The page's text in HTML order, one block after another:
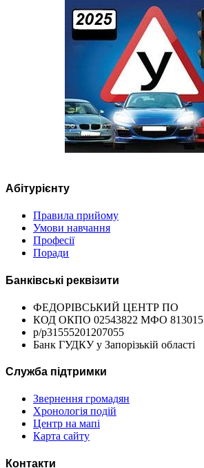
Абітурієнту
Правила прийому
Умови навчання
Професії
Поради
Банківські реквізити
ФЕДОРІВСЬКИЙ ЦЕНТР ПО
КОД ОКПО 02543822 МФО 813015
р/р31555201207055
Банк ГУДКУ у Запорізькій області
Служба підтримки
Звернення громадян
Хронологія подій
Центр на мапі
Карта сайту
Контакти